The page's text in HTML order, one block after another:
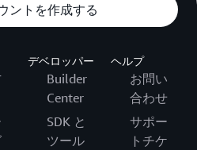
ントを作成する
デベロッパー
Builder
Center
SDK と
ツール
ヘルプ
お問い
合わせ
サポー
トチケ